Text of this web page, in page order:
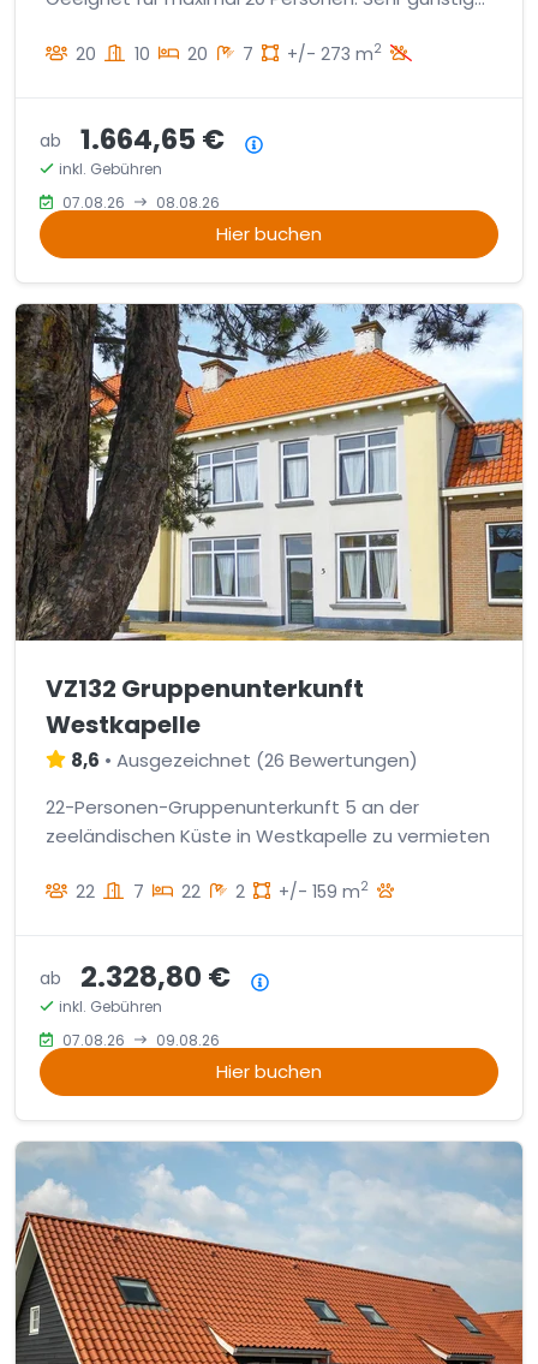
20 10 20 7 +/- 273 m2
ab 1.664,65 €
inkl. Gebühren
07.08.26
08.08.26
Hier buchen
VZ132 Gruppenunterkunft
Westkapelle
8,6 • Ausgezeichnet (26 Bewertungen)
22-Personen-Gruppenunterkunft 5 an der
zeeländischen Küste in Westkapelle zu vermieten
22 7 22 2 +/- 159 m2
ab 2.328,80 €
inkl. Gebühren
07.08.26
09.08.26
Hier buchen